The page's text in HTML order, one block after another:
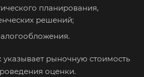
планирования,
решений;
рыночную стоимость
оценки.